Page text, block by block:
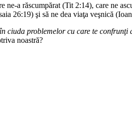
a răscumpărat (Tit 2:14), care ne
26:19) şi să ne dea viaţa veşnică
ciuda problemelor cu care te
noastră?